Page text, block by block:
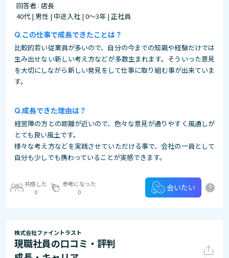
回答者 : 店長
40代 | 男性 | 中途入社 | 0～3年 | 正社員
この仕事で成長できたことは？
比較的若い従業員が多いので、自分の今までの知識や経験だけでは
生み出せない新しい考え方などが多数生まれます。そういった意見
を大切にしながら新しい発見をして仕事に取り組む事が出来ていま
す。
成長できた理由は？
経営陣の方との距離が近いので、色々な意見が通りやすく風通しが
とても良い風土です。
様々な考え方などを実践させていただける事で、会社の一員として
自分も少しでも携わっていることが実感できます。
共感した
0
参考になった
0
会いたい ?
株式会社ファイントラスト
現職社員の口コミ・評判